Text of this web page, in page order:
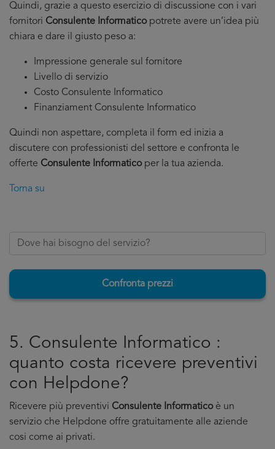
Quindi, grazie a questo esercizio di discussione con i vari
fornitori Consulente Informatico potrete avere un’idea più
chiara e dare il giusto peso a:
Impressione generale sul fornitore
Livello di servizio
Costo Consulente Informatico
Finanziament Consulente Informatico
Quindi non aspettare, completa il form ed inizia a
discutere con professionisti del settore e confronta le
offerte Consulente Informatico per la tua azienda.
Torna su
Confronta prezzi
5. Consulente Informatico :
quanto costa ricevere preventivi
con Helpdone?
Ricevere più preventivi Consulente Informatico è un
servizio che Helpdone offre gratuitamente alle aziende
cosi come ai privati.